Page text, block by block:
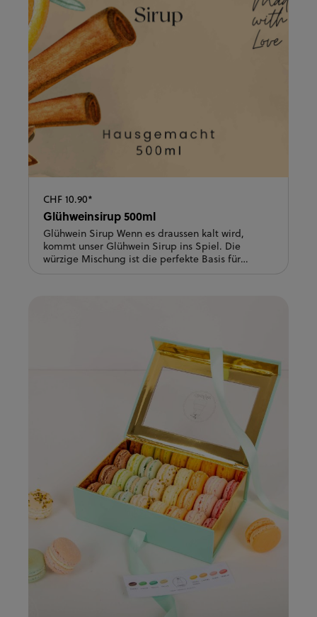
CHF 10.90*
Glühweinsirup 500ml
Glühwein Sirup Wenn es draussen kalt wird,
kommt unser Glühwein Sirup ins Spiel. Die
würzige Mischung ist die perfekte Basis für
himmlisch.Anwendungsmöglichkeiten: Nach
belieben in Rotwein, Weisswein, Apfelmost,
Milch, Bier oder Tee mit Orangen, Zitronen,